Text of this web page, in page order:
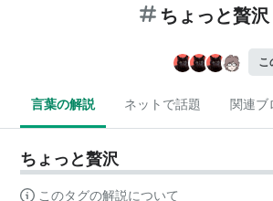
ちょっと贅沢
こ
言葉の解説 ネットで話題 関連ブ
ちょっと贅沢
このタグの解説について